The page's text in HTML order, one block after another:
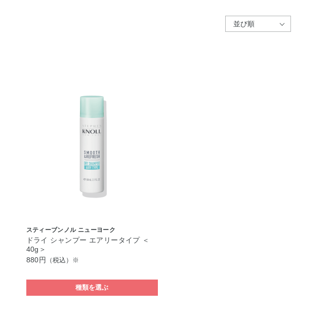
スティーブンノル ニューヨーク
ドライ シャンプー エアリータイプ ＜
40g＞
880円
（税込）※
種類を選ぶ